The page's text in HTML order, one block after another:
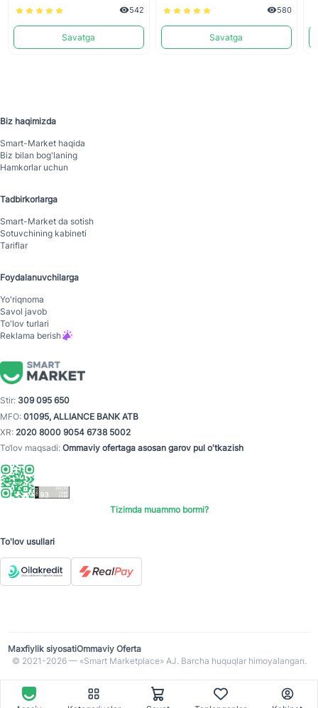
542
Savatga
580
Savatga
Biz haqimizda
Smart-Mаrket haqida
Biz bilan bog'laning
Hamkorlar uchun
Tadbirkorlarga
Smart-Mаrket da sotish
Sotuvchining kabineti
Tariflar
Foydalanuvchilarga
Yo'riqnoma
Savol javob
To'lov turlari
Reklama berish
Stir: 309 095 650
MFO: 01095, ALLIANCE BANK ATB
XR: 2020 8000 9054 6738 5002
To‘lov maqsadi: Ommaviy ofertaga asosan garov pul o'tkazish
Tizimda muammo bormi?
To'lov usullari
Maxfiylik siyosatiOmmaviy Oferta
© 2021-2026 — «Smart Marketplace» AJ. Barcha huquqlar himoyalangan.